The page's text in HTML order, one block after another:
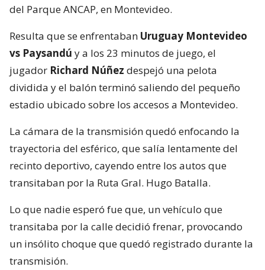
del Parque ANCAP, en Montevideo.
Resulta que se enfrentaban Uruguay Montevideo
vs Paysandú y a los 23 minutos de juego, el
jugador Richard Núñez despejó una pelota
dividida y el balón terminó saliendo del pequeño
estadio ubicado sobre los accesos a Montevideo.
La cámara de la transmisión quedó enfocando la
trayectoria del esférico, que salía lentamente del
recinto deportivo, cayendo entre los autos que
transitaban por la Ruta Gral. Hugo Batalla.
Lo que nadie esperó fue que, un vehículo que
transitaba por la calle decidió frenar, provocando
un insólito choque que quedó registrado durante la
transmisión.